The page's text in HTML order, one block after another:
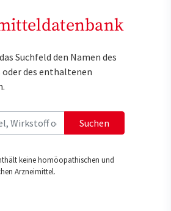
Suchfeld den Namen des
des enthaltenen
Suchen
keine homöopathischen und
Arzneimittel.